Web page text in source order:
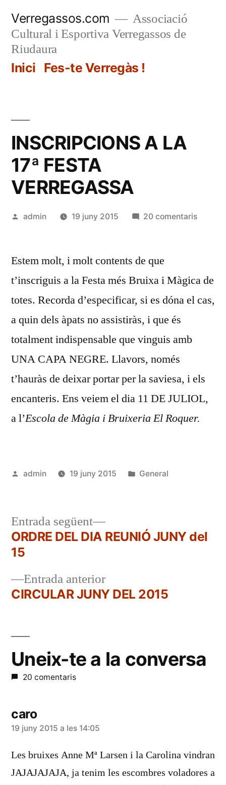
contingut
Verregassos.com
Associació
Cultural i Esportiva Verregassos de
Riudaura
Inici Fes-te Verregàs !
INSCRIPCIONS A LA
17ª FESTA
VERREGASSA
Publicat
admin 19 juny 2015 20 comentarisa
FESTA
Estem molt, i molt contents de que
t’inscriguis a la Festa més Bruixa i Màgica de
totes. Recorda d’especificar, si es dóna el cas,
a quin dels àpats no assistiràs, i que és
totalment indispensable que vinguis amb
UNA CAPA NEGRE. Llavors, només
t’hauràs de deixar portar per la saviesa, i els
encanteris. Ens veiem el dia 11 DE JULIOL,
a l’Escola de Màgia i Bruixeria El Roquer.
Publicat
admin 19 juny 2015
Publicat
General
Navegació
d'entrades
Entrada anteriorEntrada
anterior:
CIRCULAR JUNY DEL 2015
Entrada següent
Entrada
següent:
ORDRE DEL DIA REUNIÓ JUNY del
15
Uneix-te a la conversa
20 comentaris
caro
diu:
19 juny 2015 a les 14:05
Les bruixes Anne Mª Larsen i la Carolina vindran
JAJAJAJAJA, ja tenim les escombres voladores a